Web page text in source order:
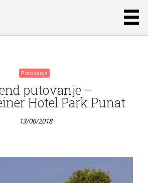
Putovanja
putovanje –
Hotel Park Punat
13/06/2018